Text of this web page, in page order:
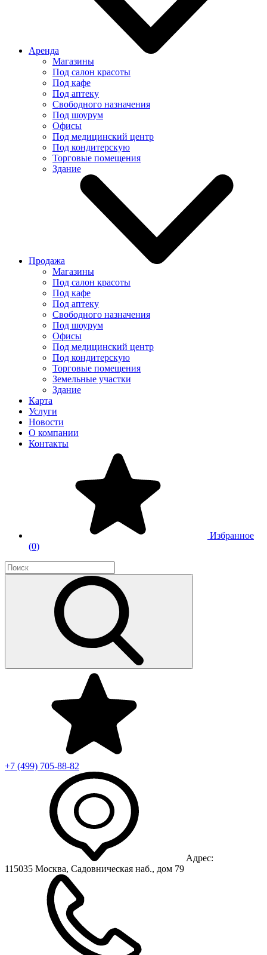
Аренда
Магазины
Под салон красоты
Под кафе
Под аптеку
Свободного назначения
Под шоурум
Офисы
Под медицинский центр
Под кондитерскую
Торговые помещения
Здание
Продажа
Магазины
Под салон красоты
Под кафе
Под аптеку
Свободного назначения
Под шоурум
Офисы
Под медицинский центр
Под кондитерскую
Торговые помещения
Земельные участки
Здание
Карта
Услуги
Новости
О компании
Контакты
Избранное
(0)
+7 (499) 705-88-82
Адрес:
115035 Москва, Садовническая наб., дом 79